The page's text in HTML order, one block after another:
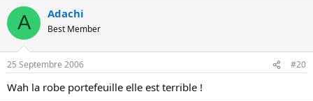
A Adachi
Best Member
25 Septembre 2006 #20
Wah la robe portefeuille elle est terrible !